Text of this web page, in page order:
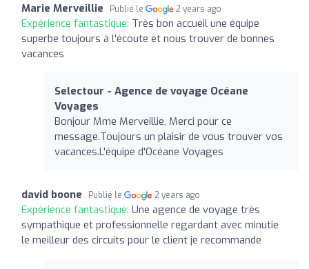
Marie Merveillie Publié le 2 years ago
Expérience fantastique: Très bon accueil une équipe
superbe toujours à l'écoute et nous trouver de bonnes
vacances
Selectour - Agence de voyage Océane
Voyages
Bonjour Mme Merveillie, Merci pour ce
message.Toujours un plaisir de vous trouver vos
vacances.L'équipe d'Océane Voyages
david boone Publié le 2 years ago
Expérience fantastique: Une agence de voyage très
sympathique et professionnelle regardant avec minutie
le meilleur des circuits pour le client je recommande